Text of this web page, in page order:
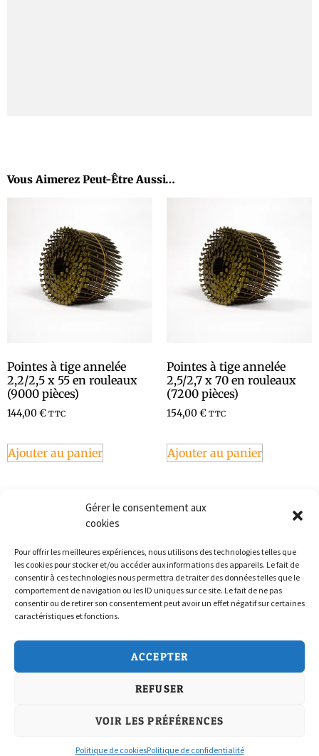
Gérer le consentement aux
cookies
Pour offrir les meilleures expériences, nous utilisons des technologies telles que
les cookies pour stocker et/ou accéder aux informations des appareils. Le fait de
consentir à ces technologies nous permettra de traiter des données telles que le
comportement de navigation ou les ID uniques sur ce site. Le fait de ne pas
consentir ou de retirer son consentement peut avoir un effet négatif sur certaines
caractéristiques et fonctions.
ACCEPTER
REFUSER
VOIR LES PRÉFÉRENCES
Politique de cookiesPolitique de confidentialité
Vous Aimerez Peut-Être Aussi…
Pointes à tige annelée
2,2/2,5 x 55 en rouleaux
(9000 pièces)
144,00€ TTC
Ajouter au panier
Pointes à tige annelée
2,5/2,7 x 70 en rouleaux
(7200 pièces)
154,00€ TTC
Ajouter au panier
Politique de confidentialité
Conditions Générales de Vente
Politique de cookies (UE)
Nous Contacter